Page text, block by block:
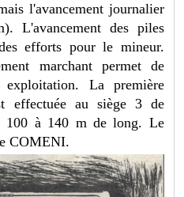
l'avancement journalier
L'avancement des piles
efforts pour le mineur.
marchant permet de
La première
effectuée au siège 3 de
100 à 140 m de long. Le
COMENI.